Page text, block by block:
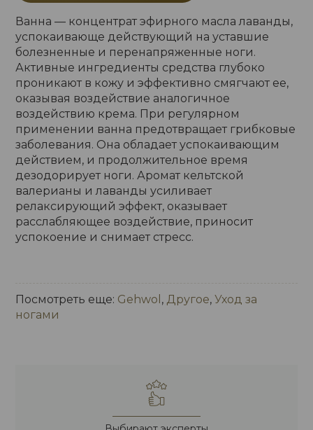
Ванна — концентрат эфирного масла лаванды,
успокаивающе действующий на уставшие
болезненные и перенапряженные ноги.
Активные ингредиенты средства глубоко
проникают в кожу и эффективно смягчают ее,
оказывая воздействие аналогичное
воздействию крема. При регулярном
применении ванна предотвращает грибковые
заболевания. Она обладает успокаивающим
действием, и продолжительное время
дезодорирует ноги. Аромат кельтской
валерианы и лаванды усиливает
релаксирующий эффект, оказывает
расслабляющее воздействие, приносит
успокоение и снимает стресс.
Посмотреть еще: Gehwol , Другое,Уход за
ногами